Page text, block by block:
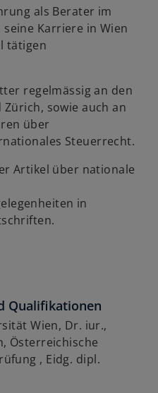
als Berater im
Karriere in Wien
tätigen
regelmässig an den
sowie auch an
über
Steuerrecht.
Artikel über nationale
in
Qualifikationen
Wien, Dr. iur.,
Österreichische
, Eidg. dipl.